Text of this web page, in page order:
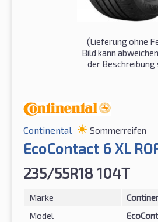
(Lieferung ohne
Bild kann
der Beschreibung
Continental Sommerreifen
EcoContact 6 XL
235/55R18 104T
Marke
Model